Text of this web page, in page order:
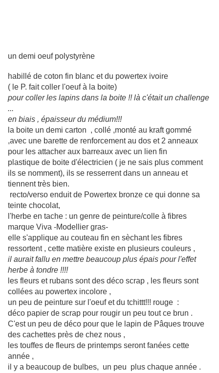
un demi oeuf polystyrène
habillé de coton fin blanc et du powertex ivoire
( le P. fait coller l'oeuf à la boite)
pour coller les lapins dans la boite !! là c'était un challenge
...
en biais , épaisseur du médium!!!
la boite un demi carton , collé ,monté au kraft gommé
,avec une barette de renforcement au dos et 2 anneaux
pour les attacher aux barreaux avec un lien fin
plastique de boite d'électricien ( je ne sais plus comment
ils se nomment), ils se resserrent dans un anneau et
tiennent très bien.
recto/verso enduit de Powertex bronze ce qui donne sa
teinte chocolat,
l'herbe en tache : un genre de peinture/colle à fibres
marque Viva -Modellier gras-
elle s'applique au couteau fin en sèchant les fibres
ressortent , cette matière existe en plusieurs couleurs ,
il aurait fallu en mettre beaucoup plus épais pour l'effet
herbe à tondre !!!!
les fleurs et rubans sont des déco scrap , les fleurs sont
collées au powertex incolore ,
un peu de peinture sur l'oeuf et du tchittt!!! rouge :
déco papier de scrap pour rougir un peu tout ce brun .
C'est un peu de déco pour que le lapin de Pâques trouve
des cachettes près de chez nous ,
les touffes de fleurs de printemps seront fanées cette
année ,
il y a beaucoup de bulbes, un peu plus chaque année .